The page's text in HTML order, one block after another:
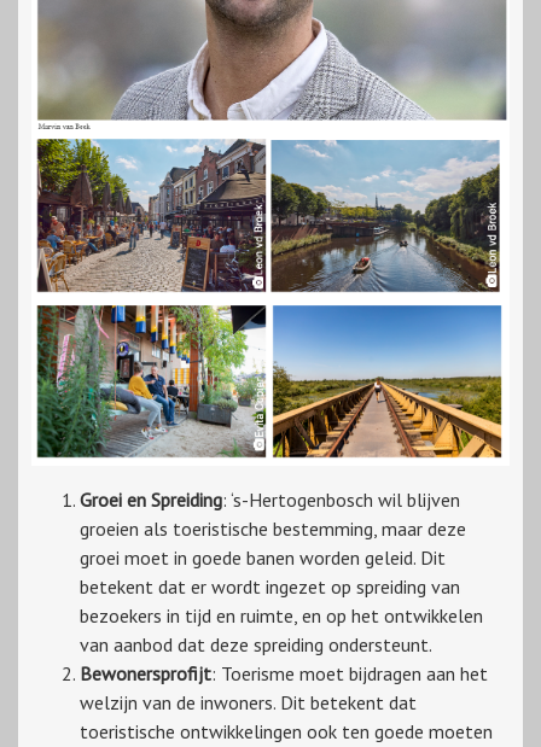
Groei en Spreiding: ‘s-Hertogenbosch wil blijven
groeien als toeristische bestemming, maar deze
groei moet in goede banen worden geleid. Dit
betekent dat er wordt ingezet op spreiding van
bezoekers in tijd en ruimte, en op het ontwikkelen
van aanbod dat deze spreiding ondersteunt.
Bewonersprofijt: Toerisme moet bijdragen aan het
welzijn van de inwoners. Dit betekent dat
toeristische ontwikkelingen ook ten goede moeten